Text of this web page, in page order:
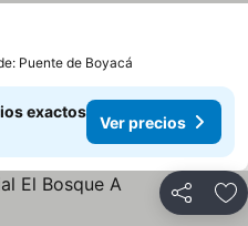
Puente de Boyacá
exactos
Ver precios
Compartir